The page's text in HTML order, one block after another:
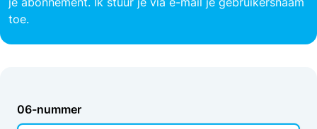
toe.
06-nummer